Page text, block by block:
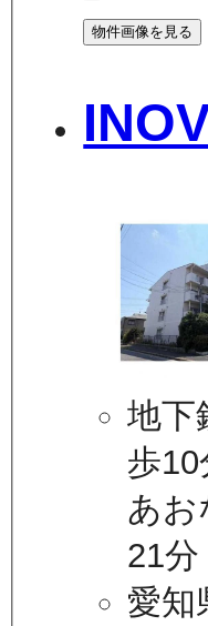
物件画像を見る
地下
歩10
あお
21分
愛知